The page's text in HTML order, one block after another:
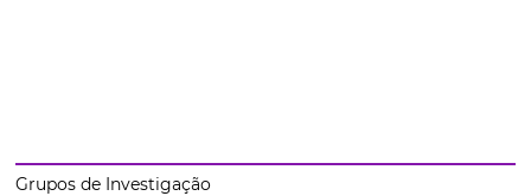
Grupos de Investigação